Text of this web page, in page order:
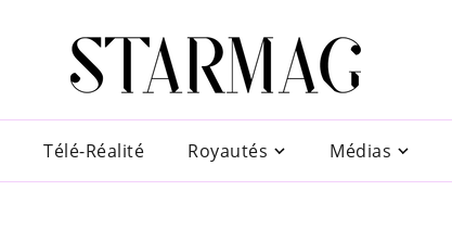
Télé-Réalité Royautés Médias